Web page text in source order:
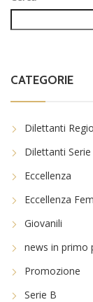
CATEGORIE
Dilettanti
Dilettanti Serie
Eccellenza
Eccellenza
Giovanili
news in primo
Promozione
Serie B